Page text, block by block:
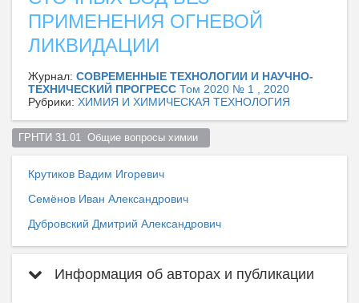
ПРИМЕНЕНИЯ ОГНЕВОЙ
ЛИКВИДАЦИИ
Журнал: СОВРЕМЕННЫЕ ТЕХНОЛОГИИ И НАУЧНО-
ТЕХНИЧЕСКИЙ ПРОГРЕСС Том 2020 № 1 , 2020
Рубрики: ХИМИЯ И ХИМИЧЕСКАЯ ТЕХНОЛОГИЯ
ГРНТИ 31.01  Общие вопросы химии
Крутиков Вадим Игоревич
Семёнов Иван Александрович
Дубровский Дмитрий Александрович
Информация об авторах и публикации